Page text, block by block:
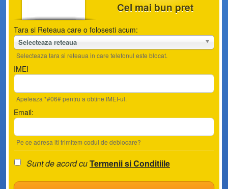
Cel mai bun pret
Tara si Reteaua care o folosesti acum:
Selecteaza reteaua
Selecteaza tara si reteaua in care telefonul este blocat.
IMEI
Apeleaza *#06# pentru a obtine IMEI-ul.
Email:
Pe ce adresa iti trimitem codul de deblocare?
Sunt de acord cuTermenii si Conditiile